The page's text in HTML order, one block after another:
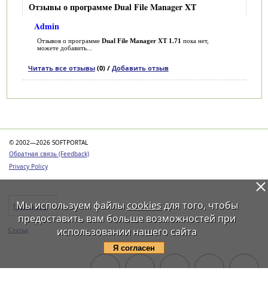
Отзывы о программе Dual File Manager XT
Admin
Отзывов о программе Dual File Manager XT 1.71 пока нет,
можете добавить...
Читать все отзывы(0) / Добавить отзыв
© 2002—2026 SOFTPORTAL
Обратная связь (Feedback)
Privacy Policy
Программы
Статьи
Мы используем файлы cookiesдля того, чтобы
предоставить вам больше возможностей при
использовании нашего сайта